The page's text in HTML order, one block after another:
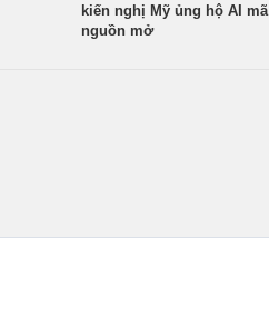
kiến nghị Mỹ ủng hộ AI mã
nguồn mở